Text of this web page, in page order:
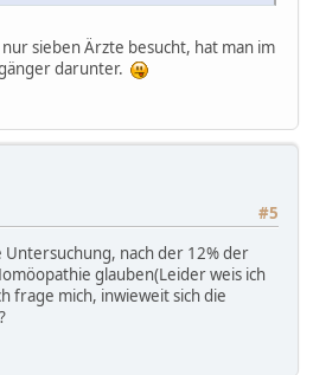
sieben Ärzte besucht, hat man im
darunter.
#5
Untersuchung, nach der 12% der
glauben(Leider weis ich
frage mich, inwieweit sich die